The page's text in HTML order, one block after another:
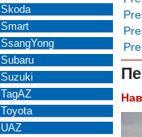
Skoda
Smart
SsangYong
Subaru
Suzuki
TagAZ
Toyota
UAZ